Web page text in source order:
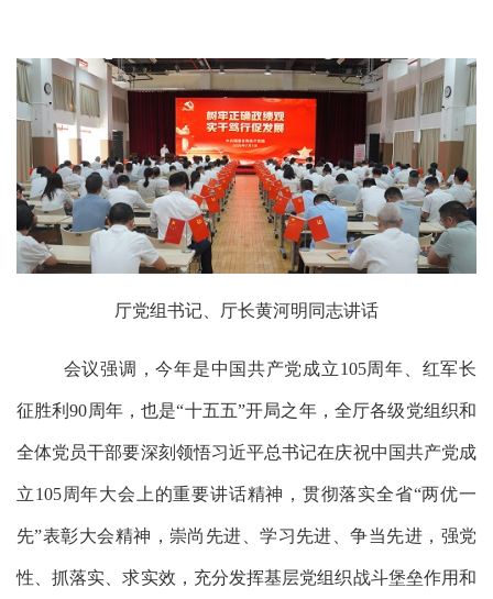
厅党组书记、厅长黄河明同志讲话
会议强调，今年是中国共产党成立105周年、红军长
征胜利90周年，也是“十五五”开局之年，全厅各级党组织和
全体党员干部要深刻领悟习近平总书记在庆祝中国共产党成
立105周年大会上的重要讲话精神，贯彻落实全省“两优一
先”表彰大会精神，崇尚先进、学习先进、争当先进，强党
性、抓落实、求实效，充分发挥基层党组织战斗堡垒作用和